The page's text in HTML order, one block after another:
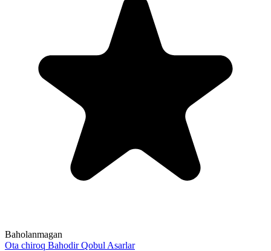
Baholanmagan
Ota chiroq Bahodir Qobul Asarlar